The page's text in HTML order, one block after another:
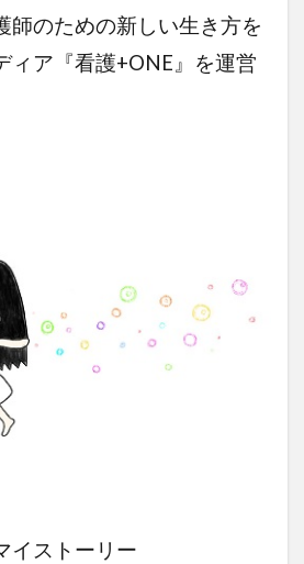
師のための新しい生き方を
ィア『看護+ONE』を運営
イストーリー